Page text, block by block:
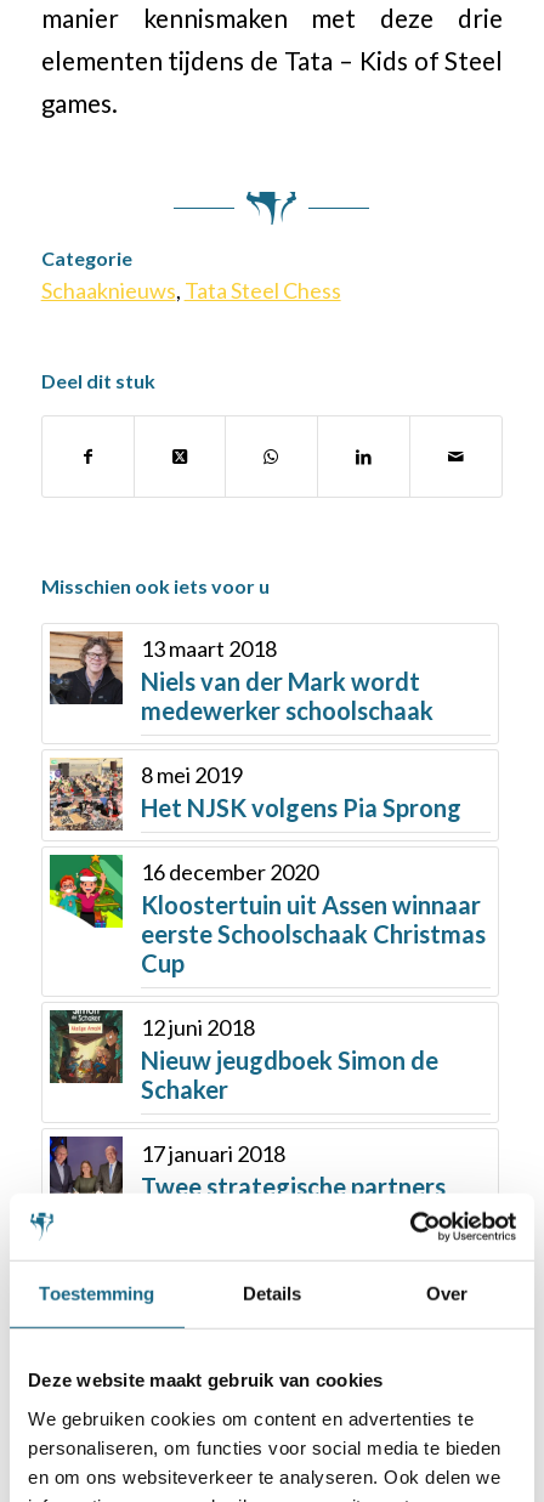
Toestemming Details Over
Deze website maakt gebruik van cookies
We gebruiken cookies om content en advertenties te
personaliseren, om functies voor social media te bieden
en om ons websiteverkeer te analyseren. Ook delen we
manier kennismaken met deze drie
elementen tijdens de Tata – Kids of Steel
games.
Categorie
Schaaknieuws, Tata Steel Chess
Deel dit stuk
Misschien ook iets voor u
13 maart 2018
Niels van der Mark wordt
medewerker schoolschaak
8 mei 2019
Het NJSK volgens Pia Sprong
16 december 2020
Kloostertuin uit Assen winnaar
eerste Schoolschaak Christmas
Cup
12 juni 2018
Nieuw jeugdboek Simon de
Schaker
17 januari 2018
Twee strategische partners
Schaken.nl wordt mede mogelijk gemaakt
door: